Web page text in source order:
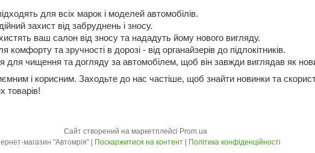
для всіх марок і моделей автомобілів.
захист від забруднень і зносу.
ваш салон від зносу та нададуть йому нового вигляду.
комфорту та зручності в дорозі - від органайзерів до підлокітників.
для чищення та догляду за автомобілем, щоб він завжди виглядав як
і корисним. Заходьте до нас частіше, щоб знайти новинки та
товарів!
Сайт створений на маркетплейсі Prom.ua
Поскаржитися на контент Політика конфіденційності